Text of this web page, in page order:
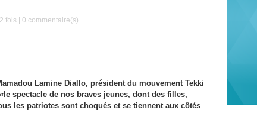
fois | 0 commentaire(s)
Lamine Diallo, président du mouvement Tekki
spectacle de nos braves jeunes, dont des filles,
les patriotes sont choqués et se tiennent aux côtés